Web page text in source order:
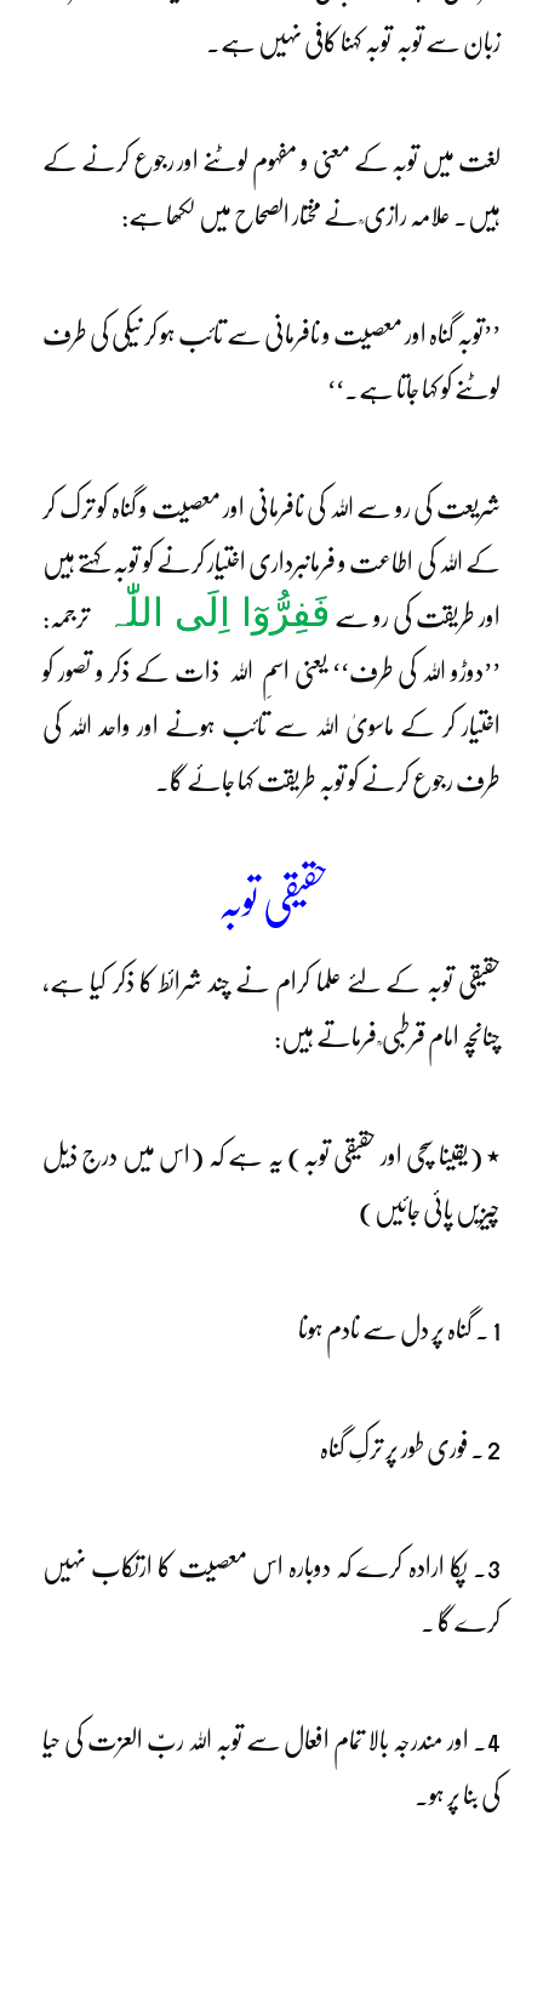
زبان سے توبہ توبہ کہنا کافی نہیں ہے۔
لغت میں توبہ کے معنی و مفہوم لوٹنے اور رجوع کرنے کے
ہیں۔ علامہ رازی ؒ نے مختار الصحاح میں لکھا ہے:
’’توبہ گناہ اور معصیت و نافرمانی سے تائب ہو کر نیکی کی طرف
لوٹنے کو کہا جاتا ہے۔‘‘
شریعت کی رو سے اللہ کی نافرمانی اور معصیت و گناہ کو ترک کر
کے اللہ کی اطاعت و فرمانبرداری اختیار کرنے کو توبہ کہتے ہیں
اور طریقت کی رو سے فَفِرُّوٓا اِلَی اللّٰہ ترجمہ:
’’دوڑو اللہ کی طرف‘‘ یعنی اسمِ اللہ ذات کے ذکر و تصور کو
اختیار کر کے ماسویٰ اللہ سے تائب ہونے اور واحد اللہ کی
طرف رجوع کرنے کو توبہ طریقت کہا جائے گا۔
حقیقی توبہ
حقیقی توبہ کے لئے علما کرام نے چند شرائط کا ذکر کیا ہے،
چنانچہ امام قرطبی ؒ فرماتے ہیں:
٭ (یقینا سچی اور حقیقی توبہ) یہ ہے کہ (اس میں درج ذیل
چیزیں پائی جائیں)
1 ۔ گناہ پر دل سے نادم ہونا
2 ۔ فوری طور پر ترکِ گناہ
3۔ پکا ارادہ کرے کہ دوبارہ اس معصیت کا ارتکاب نہیں
کرے گا ۔
4۔ اور مندرجہ بالا تمام افعال سے توبہ اللہ ربّ العزت کی حیا
کی بنا پر ہو۔